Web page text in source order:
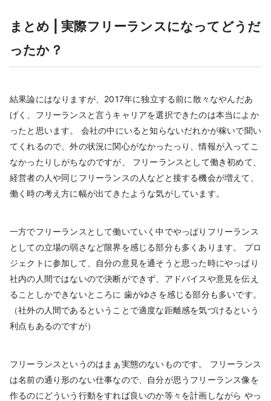
まとめ | 実際フリーランスになってどうだ
ったか？
結果論にはなりますが、2017年に独立する前に散々なやんだあ
げく、フリーランスと言うキャリアを選択できたのは本当によか
ったと思います。 会社の中にいると知らないだれかが稼いで聞い
てくれるので、外の状況に関心がなかったっり、情報が入ってこ
なかったりしがちなのですが、 フリーランスとして働き初めて、
経営者の人や同じフリーランスの人などと接する機会が増えて、
働く時の考え方に幅が出てきたような気がしています。
一方でフリーランスとして働いていく中でやっぱりフリーランス
としての立場の弱さなど限界を感じる部分も多くあります。 プロ
ジェクトに参加して、自分の意見を通そうと思った時にやっぱり
社内の人間ではないので決断ができず、アドバイスや意見を伝え
ることしかできないところに 歯がゆさを感じる部分も多いです。
（社外の人間であるということで適度な距離感を気づけるという
利点もあるのですが）
フリーランスというのはまぁ実態のないものです。 フリーランス
は名前の通り形のない仕事なので、自分が思うフリーランス像を
作るのにどういう行動をすれば良いのか等々を計画しながら やっ